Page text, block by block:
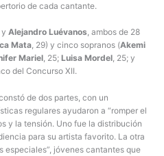
de cada cantante.
y Alejandro Luévanos, ambos de 28
Mata, 29) y cinco sopranos (Akemi
Mariel, 25; Luisa Mordel, 25; y
del Concurso XII.
de dos partes, con un
regulares ayudaron a “romper el
y la tensión. Uno fue la distribución
para su artista favorito. La otra
especiales”, jóvenes cantantes que